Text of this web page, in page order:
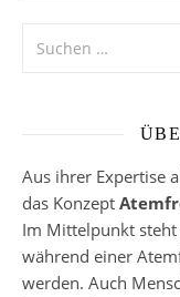
Aus ihrer Expertise
das Konzept
Im Mittelpunkt
während einer
werden. Auch